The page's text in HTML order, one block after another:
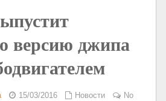
версию джипа
15/03/2016 Новости
No